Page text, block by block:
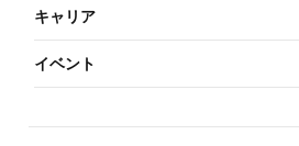
キャリア
イベント